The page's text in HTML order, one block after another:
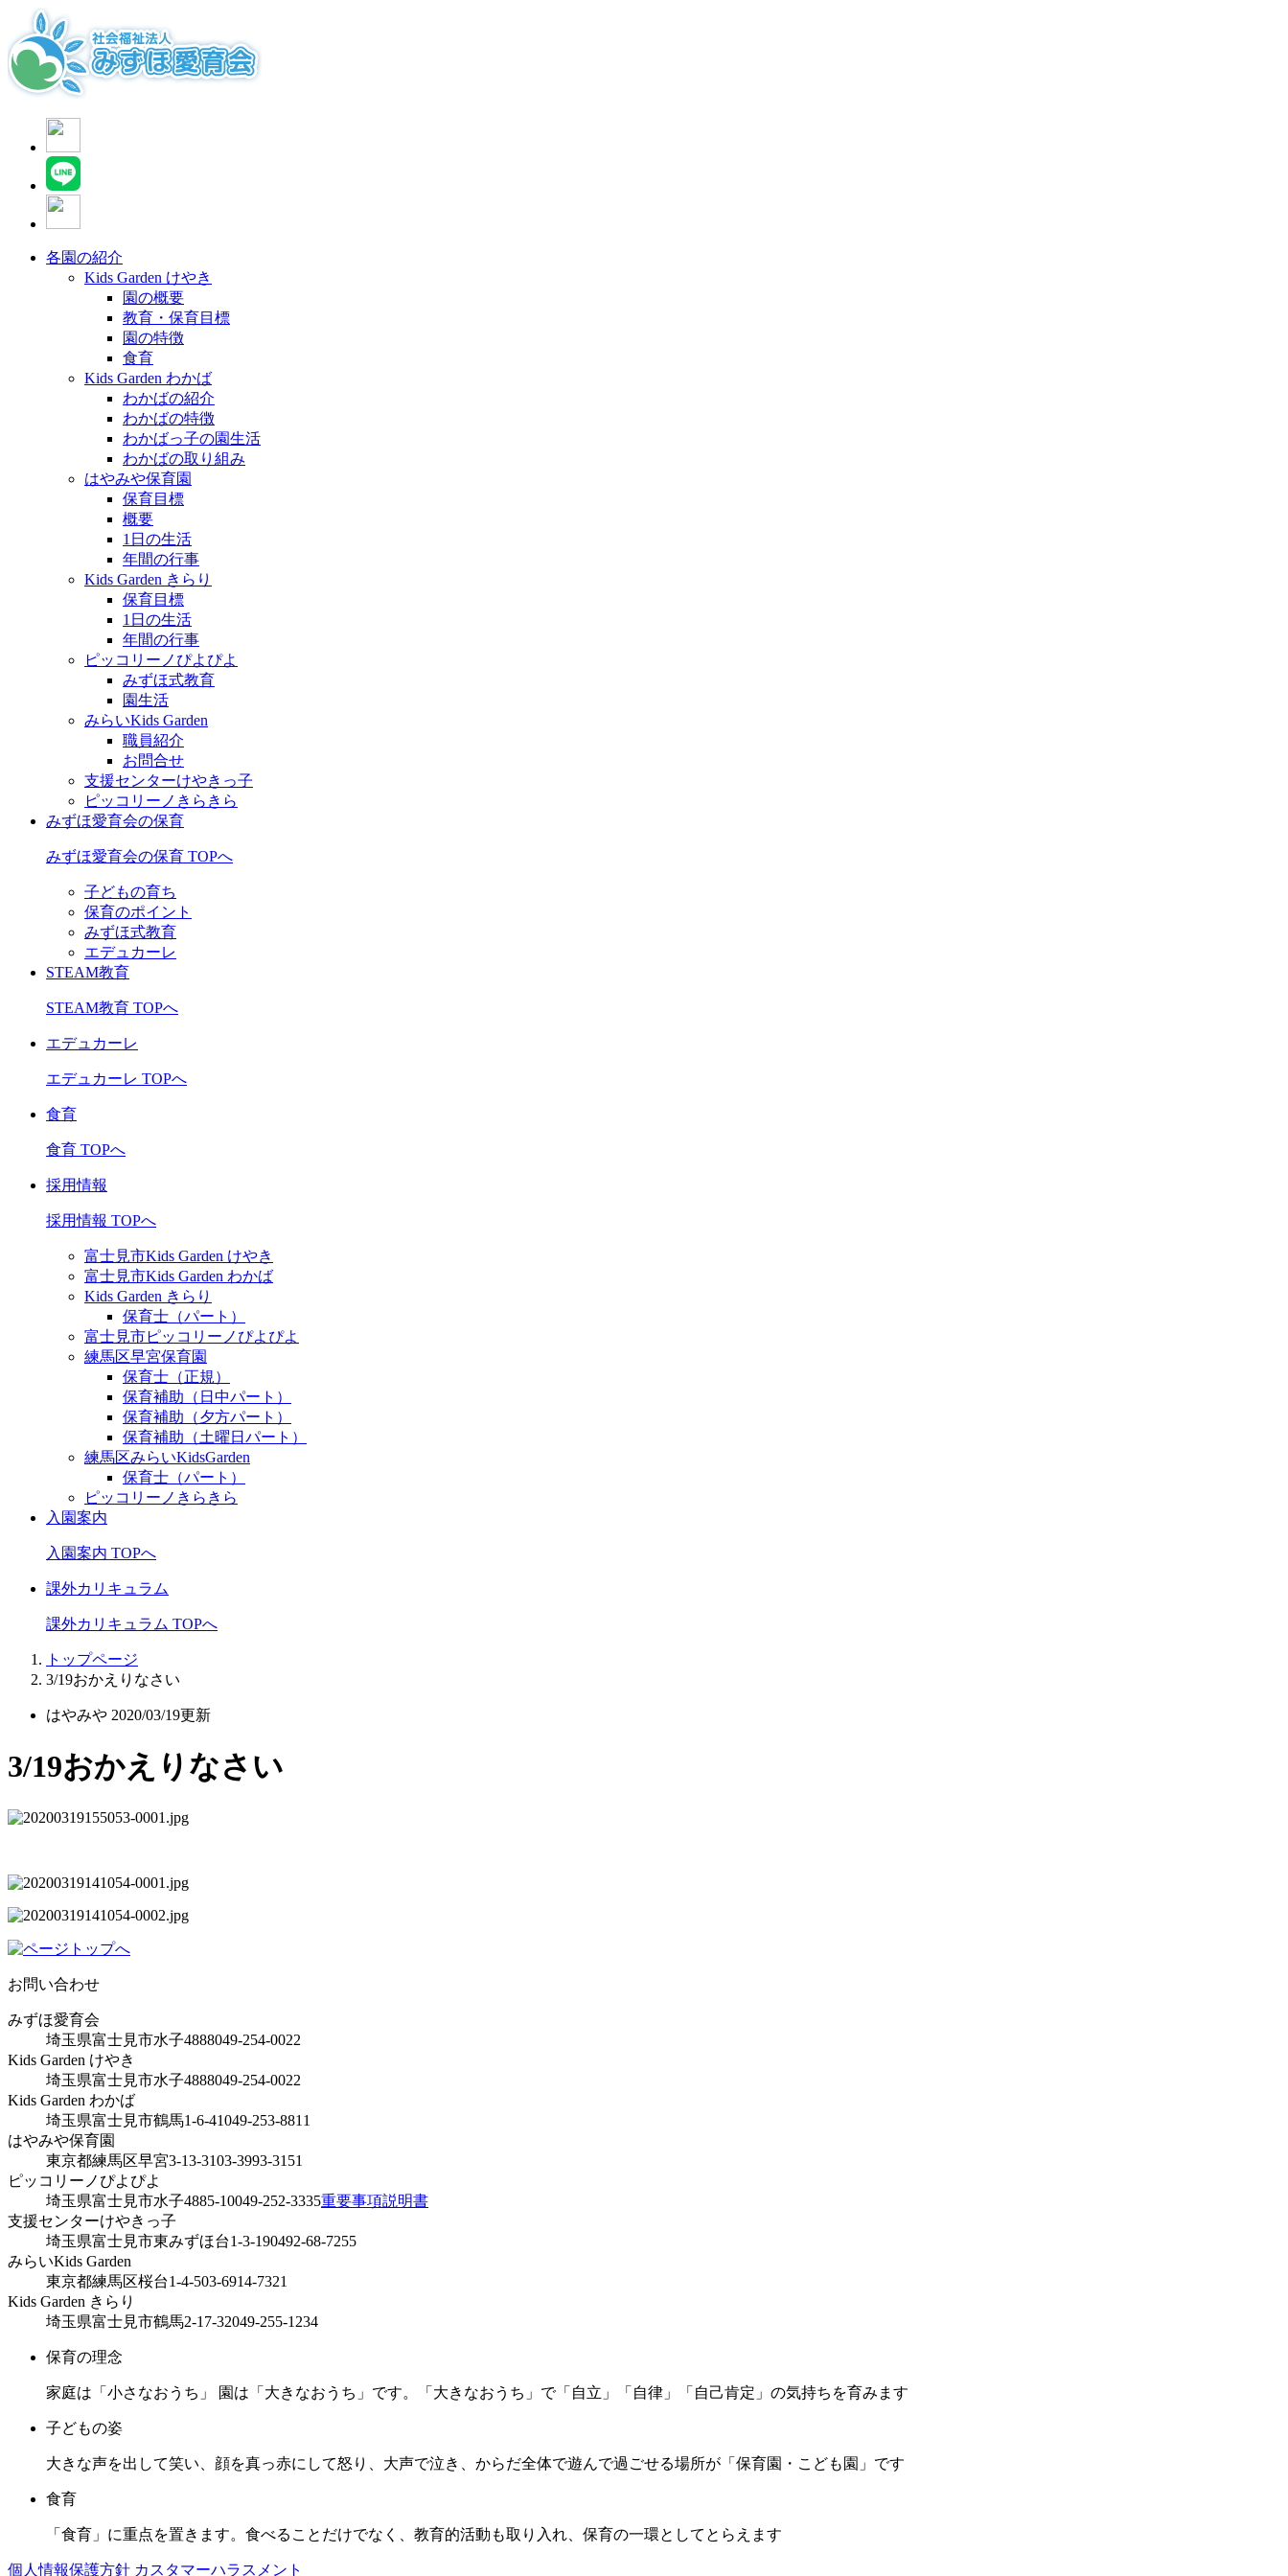
各園の紹介
Kids Garden けやき
園の概要
教育・保育目標
園の特徴
食育
Kids Garden わかば
わかばの紹介
わかばの特徴
わかばっ子の園生活
わかばの取り組み
はやみや保育園
保育目標
概要
1日の生活
年間の行事
Kids Garden きらり
保育目標
1日の生活
年間の行事
ピッコリーノぴよぴよ
みずほ式教育
園生活
みらいKids Garden
職員紹介
お問合せ
支援センターけやきっ子
ピッコリーノきらきら
みずほ愛育会の保育
みずほ愛育会の保育 TOPへ
子どもの育ち
保育のポイント
みずほ式教育
エデュカーレ
STEAM教育
STEAM教育 TOPへ
エデュカーレ
エデュカーレ TOPへ
食育
食育 TOPへ
採用情報
採用情報 TOPへ
富士見市Kids Garden けやき
富士見市Kids Garden わかば
Kids Garden きらり
保育士（パート）
富士見市ピッコリーノぴよぴよ
練馬区早宮保育園
保育士（正規）
保育補助（日中パート）
保育補助（夕方パート）
保育補助（土曜日パート）
練馬区みらいKidsGarden
保育士（パート）
ピッコリーノきらきら
入園案内
入園案内 TOPへ
課外カリキュラム
課外カリキュラム TOPへ
トップページ
3/19おかえりなさい
はやみや 2020/03/19更新
3/19おかえりなさい
お問い合わせ
みずほ愛育会
埼玉県富士見市水子4888049-254-0022
Kids Garden けやき
埼玉県富士見市水子4888049-254-0022
Kids Garden わかば
埼玉県富士見市鶴馬1-6-41049-253-8811
はやみや保育園
東京都練馬区早宮3-13-3103-3993-3151
ピッコリーノぴよぴよ
埼玉県富士見市水子4885-10049-252-3335重要事項説明書
支援センターけやきっ子
埼玉県富士見市東みずほ台1-3-190492-68-7255
みらいKids Garden
東京都練馬区桜台1-4-503-6914-7321
Kids Garden きらり
埼玉県富士見市鶴馬2-17-32049-255-1234
保育の理念
家庭は「小さなおうち」 園は「大きなおうち」です。「大きなおうち」で「自立」「自律」「自己肯定」の気持ちを育みます
子どもの姿
大きな声を出して笑い、顔を真っ赤にして怒り、大声で泣き、からだ全体で遊んで過ごせる場所が「保育園・こども園」です
食育
「食育」に重点を置きます。食べることだけでなく、教育的活動も取り入れ、保育の一環としてとらえます
個人情報保護方針 カスタマーハラスメント